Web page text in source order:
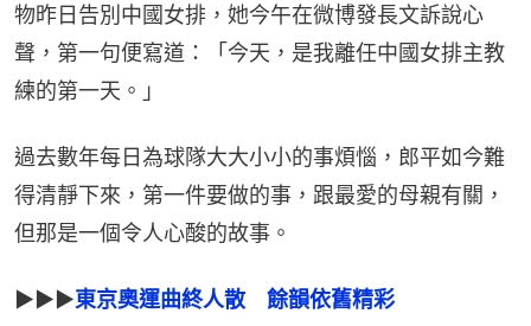
物昨日告別中國女排，她今午在微博發長文訴說心
聲，第一句便寫道：「今天，是我離任中國女排主教
練的第一天。」
過去數年每日為球隊大大小小的事煩惱，郎平如今難
得清靜下來，第一件要做的事，跟最愛的母親有關，
但那是一個令人心酸的故事。
▶▶▶東京奧運曲終人散　餘韻依舊精彩